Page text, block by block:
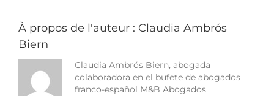
À propos de l'auteur : Claudia Ambrós
Biern
Claudia Ambrós Biern, abogada
colaboradora en el bufete de abogados
franco-español M&B Abogados